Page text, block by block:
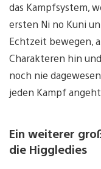
das Kampfsystem,
ersten Ni no Kuni
Echtzeit bewegen,
Charakteren hin
noch nie
jeden Kampf angeht.
Ein weiterer
die Higgledies